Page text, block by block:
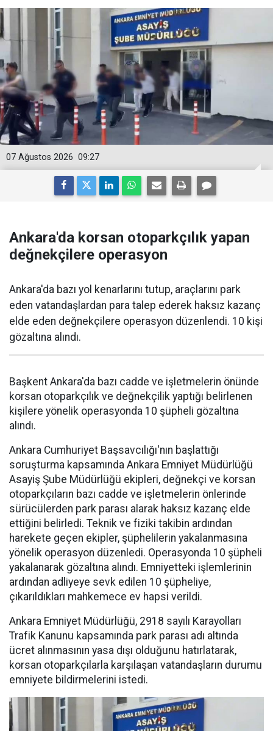
09:27
07 Ağustos 2026
Ankara'da korsan otoparkçılık yapan
değnekçilere operasyon
Ankara'da bazı yol kenarlarını tutup, araçlarını park
eden vatandaşlardan para talep ederek haksız kazanç
elde eden değnekçilere operasyon düzenlendi. 10 kişi
gözaltına alındı.
Başkent Ankara'da bazı cadde ve işletmelerin önünde
korsan otoparkçılık ve değnekçilik yaptığı belirlenen
kişilere yönelik operasyonda 10 şüpheli gözaltına
alındı.
Ankara Cumhuriyet Başsavcılığı'nın başlattığı
soruşturma kapsamında Ankara Emniyet Müdürlüğü
Asayiş Şube Müdürlüğü ekipleri, değnekçi ve korsan
otoparkçıların bazı cadde ve işletmelerin önlerinde
sürücülerden park parası alarak haksız kazanç elde
ettiğini belirledi. Teknik ve fiziki takibin ardından
harekete geçen ekipler, şüphelilerin yakalanmasına
yönelik operasyon düzenledi. Operasyonda 10 şüpheli
yakalanarak gözaltına alındı. Emniyetteki işlemlerinin
ardından adliyeye sevk edilen 10 şüpheliye,
çıkarıldıkları mahkemece ev hapsi verildi.
Ankara Emniyet Müdürlüğü, 2918 sayılı Karayolları
Trafik Kanunu kapsamında park parası adı altında
ücret alınmasının yasa dışı olduğunu hatırlatarak,
korsan otoparkçılarla karşılaşan vatandaşların durumu
emniyete bildirmelerini istedi.